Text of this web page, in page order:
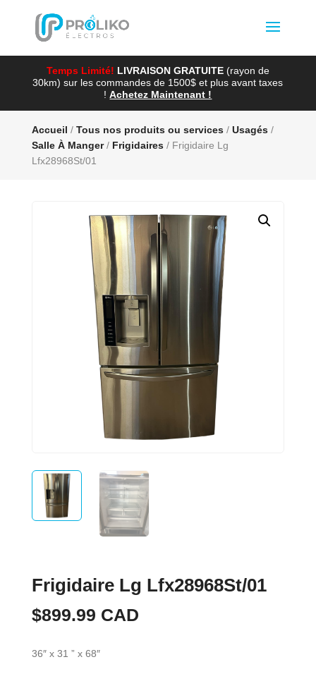
Temps Limité! LIVRAISON GRATUITE (rayon de
30km) sur les commandes de 1500$ et plus avant taxes
!Achetez Maintenant !
Accueil / Tous nos produits ou services/ Usagés/
Salle À Manger/ Frigidaires/ Frigidaire Lg
Lfx28968St/01
Frigidaire Lg Lfx28968St/01
$899.99 CAD
36″ x 31 ” x 68″